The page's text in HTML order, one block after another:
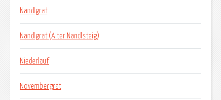
Nandlgrat
Nandlgrat (Alter Nandlsteig)
Niederlauf
Novembergrat